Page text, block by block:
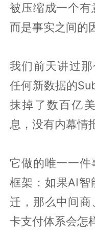
被压缩成一个有
而是事实之间的
我们前天讲过
任何新数据的
抹掉了数百亿
息，没有内幕情
它做的唯一一
框架：如果AI智
迁，那么中间商
卡支付体系会怎